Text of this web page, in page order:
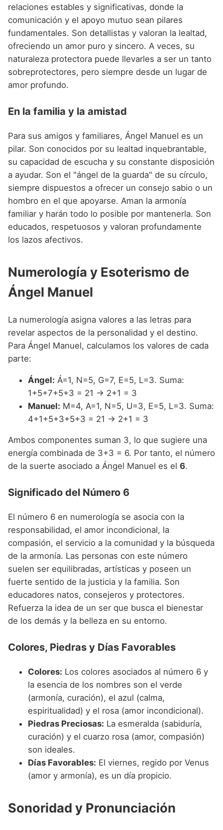
relaciones estables y significativas, donde la
comunicación y el apoyo mutuo sean pilares
fundamentales. Son detallistas y valoran la lealtad,
ofreciendo un amor puro y sincero. A veces, su
naturaleza protectora puede llevarles a ser un tanto
sobreprotectores, pero siempre desde un lugar de
amor profundo.
En la familia y la amistad
Para sus amigos y familiares, Ángel Manuel es un
pilar. Son conocidos por su lealtad inquebrantable,
su capacidad de escucha y su constante disposición
a ayudar. Son el "ángel de la guarda" de su círculo,
siempre dispuestos a ofrecer un consejo sabio o un
hombro en el que apoyarse. Aman la armonía
familiar y harán todo lo posible por mantenerla. Son
educados, respetuosos y valoran profundamente
los lazos afectivos.
Numerología y Esoterismo de
Ángel Manuel
La numerología asigna valores a las letras para
revelar aspectos de la personalidad y el destino.
Para Ángel Manuel, calculamos los valores de cada
parte:
Ángel: Á=1, N=5, G=7, E=5, L=3. Suma:
1+5+7+5+3 = 21 -> 2+1 = 3
Manuel: M=4, A=1, N=5, U=3, E=5, L=3. Suma:
4+1+5+3+5+3 = 21 -> 2+1 = 3
Ambos componentes suman 3, lo que sugiere una
energía combinada de 3+3 = 6. Por tanto, el número
de la suerte asociado a Ángel Manuel es el 6.
Significado del Número 6
El número 6 en numerología se asocia con la
responsabilidad, el amor incondicional, la
compasión, el servicio a la comunidad y la búsqueda
de la armonía. Las personas con este número
suelen ser equilibradas, artísticas y poseen un
fuerte sentido de la justicia y la familia. Son
educadores natos, consejeros y protectores.
Refuerza la idea de un ser que busca el bienestar
de los demás y la belleza en su entorno.
Colores, Piedras y Días Favorables
Colores: Los colores asociados al número 6 y
la esencia de los nombres son el verde
(armonía, curación), el azul (calma,
espiritualidad) y el rosa (amor incondicional).
Piedras Preciosas: La esmeralda (sabiduría,
curación) y el cuarzo rosa (amor, compasión)
son ideales.
Días Favorables: El viernes, regido por Venus
(amor y armonía), es un día propicio.
Sonoridad y Pronunciación